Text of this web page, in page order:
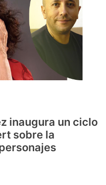
inaugura un ciclo
sobre la